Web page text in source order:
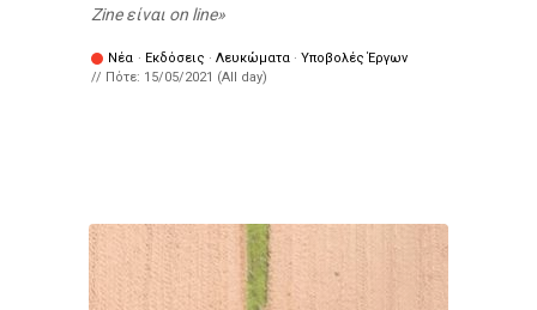
Zine είναι on line
Νέα · Εκδόσεις · Λευκώματα · Υποβολές Έργων
// Πότε: 15/05/2021 (All day)